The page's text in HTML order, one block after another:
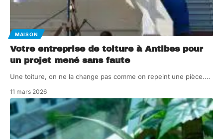
MAISON
Votre entreprise de toiture à Antibes pour
un projet mené sans faute
Une toiture, on ne la change pas comme on repeint une pièce.…
11 mars 2026